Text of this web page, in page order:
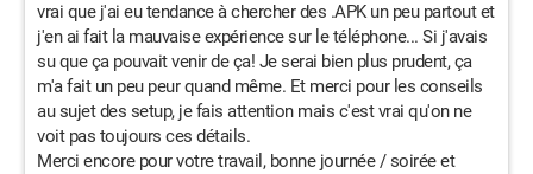
vrai que j'ai eu tendance à chercher des .APK un peu partout et
j'en ai fait la mauvaise expérience sur le téléphone... Si j'avais
su que ça pouvait venir de ça! Je serai bien plus prudent, ça
m'a fait un peu peur quand même. Et merci pour les conseils
au sujet des setup, je fais attention mais c'est vrai qu'on ne
voit pas toujours ces détails.
Merci encore pour votre travail, bonne journée / soirée et